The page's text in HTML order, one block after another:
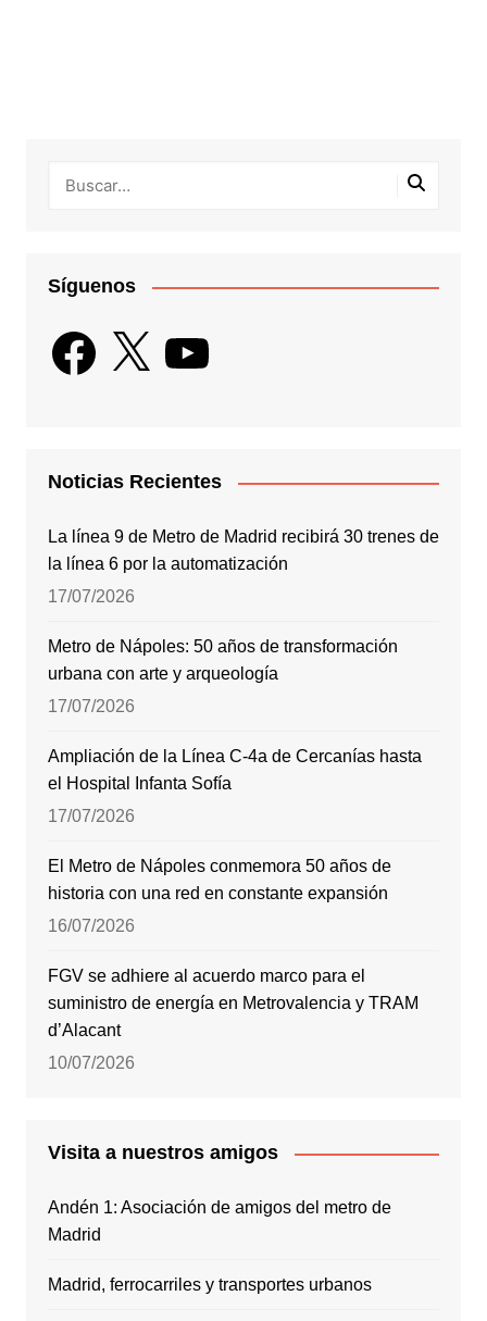
Síguenos
Facebook
X YouTube
Noticias Recientes
La línea 9 de Metro de Madrid recibirá 30 trenes de
la línea 6 por la automatización
17/07/2026
Metro de Nápoles: 50 años de transformación
urbana con arte y arqueología
17/07/2026
Ampliación de la Línea C-4a de Cercanías hasta
el Hospital Infanta Sofía
17/07/2026
El Metro de Nápoles conmemora 50 años de
historia con una red en constante expansión
16/07/2026
FGV se adhiere al acuerdo marco para el
suministro de energía en Metrovalencia y TRAM
d’Alacant
10/07/2026
Visita a nuestros amigos
Andén 1: Asociación de amigos del metro de
Madrid
Madrid, ferrocarriles y transportes urbanos